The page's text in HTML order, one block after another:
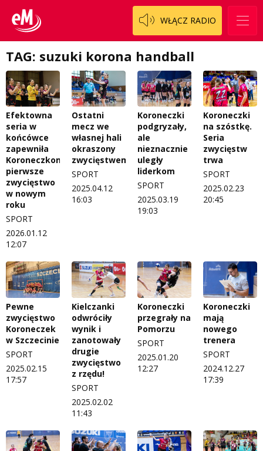
WŁĄCZ RADIO
TAG: suzuki korona handball
Efektowna
seria w
końcówce
zapewniła
Koroneczkom
pierwsze
zwycięstwo
w nowym
roku
SPORT
2026.01.12
12:07
Ostatni
mecz we
własnej hali
okraszony
zwycięstwem
SPORT
2025.04.12
16:03
Koroneczki
podgryzały,
ale
nieznacznie
uległy
liderkom
SPORT
2025.03.19
19:03
Koroneczki
na szóstkę.
Seria
zwycięstw
trwa
SPORT
2025.02.23
20:45
Pewne
zwycięstwo
Koroneczek
w Szczecinie
SPORT
2025.02.15
17:57
Kielczanki
odwróciły
wynik i
zanotowały
drugie
zwycięstwo
z rzędu!
SPORT
2025.02.02
11:43
Koroneczki
przegrały na
Pomorzu
SPORT
2025.01.20
12:27
Koroneczki
mają
nowego
trenera
SPORT
2024.12.27
17:39